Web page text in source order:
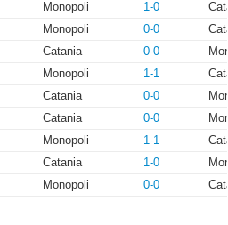
Monopoli 1-0
Monopoli 0-0
Catania 0-0
Monopoli 1-1
Catania 0-0
Catania 0-0
Monopoli 1-1
Catania 1-0
Monopoli 0-0